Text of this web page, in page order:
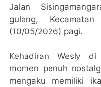
Jalan
gulang,
(10/05/2026) pagi.
Kehadiran Wesly
momen penuh
mengaku memiliki